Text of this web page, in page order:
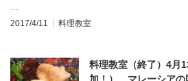
…
2017/4/11
料理教室
料理教室（終了）4月